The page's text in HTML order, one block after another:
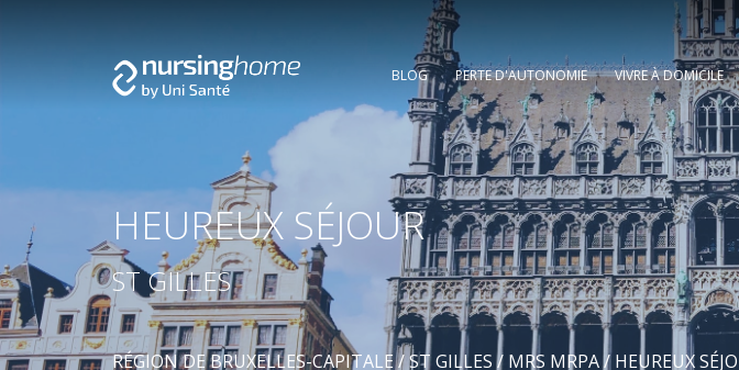
BLOG PERTE D'AUTONOMIE VIVRE À DOMICILE
HEUREUX SÉJOUR
ST GILLES
RÉGION DE BRUXELLES-CAPITALE/ST GILLES/ MRS MRPA/ HEUREUX